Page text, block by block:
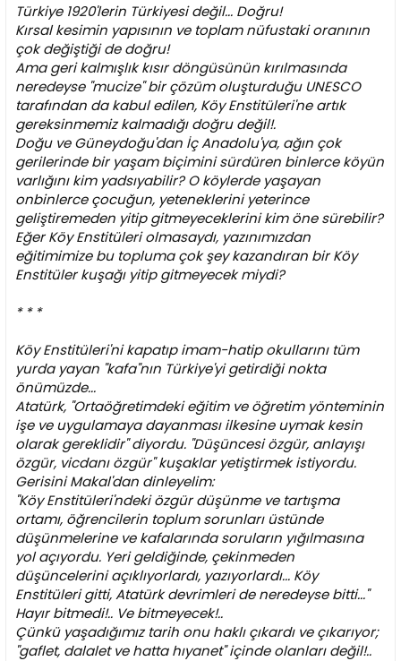
Türkiye 1920'lerin Türkiyesi değil... Doğru!
Kırsal kesimin yapısının ve toplam nüfustaki oranının
çok değiştiği de doğru!
Ama geri kalmışlık kısır döngüsünün kırılmasında
neredeyse "mucize" bir çözüm oluşturduğu UNESCO
tarafından da kabul edilen, Köy Enstitüleri'ne artık
gereksinmemiz kalmadığı doğru değil!.
Doğu ve Güneydoğu'dan İç Anadolu'ya, ağın çok
gerilerinde bir yaşam biçimini sürdüren binlerce köyün
varlığını kim yadsıyabilir? O köylerde yaşayan
onbinlerce çocuğun, yeteneklerini yeterince
geliştiremeden yitip gitmeyeceklerini kim öne sürebilir?
Eğer Köy Enstitüleri olmasaydı, yazınımızdan
eğitimimize bu topluma çok şey kazandıran bir Köy
Enstitüler kuşağı yitip gitmeyecek miydi?
* * *
Köy Enstitüleri'ni kapatıp imam-hatip okullarını tüm
yurda yayan "kafa"nın Türkiye'yi getirdiği nokta
önümüzde...
Atatürk, "Ortaöğretimdeki eğitim ve öğretim yönteminin
işe ve uygulamaya dayanması ilkesine uymak kesin
olarak gereklidir" diyordu. "Düşüncesi özgür, anlayışı
özgür, vicdanı özgür" kuşaklar yetiştirmek istiyordu.
Gerisini Makal'dan dinleyelim:
"Köy Enstitüleri'ndeki özgür düşünme ve tartışma
ortamı, öğrencilerin toplum sorunları üstünde
düşünmelerine ve kafalarında soruların yığılmasına
yol açıyordu. Yeri geldiğinde, çekinmeden
düşüncelerini açıklıyorlardı, yazıyorlardı... Köy
Enstitüleri gitti, Atatürk devrimleri de neredeyse bitti..."
Hayır bitmedi!.. Ve bitmeyecek!..
Çünkü yaşadığımız tarih onu haklı çıkardı ve çıkarıyor;
"gaflet, dalalet ve hatta hıyanet" içinde olanları değil!..